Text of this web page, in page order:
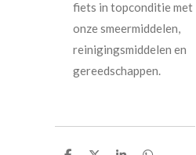
fiets in topconditie met
onze smeermiddelen,
reinigingsmiddelen en
gereedschappen.